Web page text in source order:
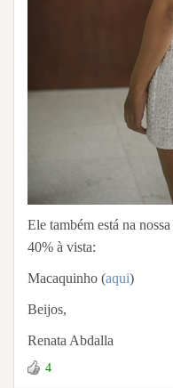
Ele também está na nossa
40% à vista:
Macaquinho (aqui)
Beijos,
Renata Abdalla
4